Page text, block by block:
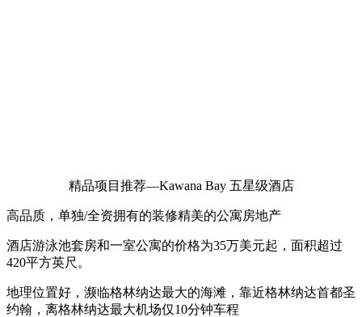
精品项目推荐—Kawana Bay 五星级酒店
高品质，单独/全资拥有的装修精美的公寓房地产
酒店游泳池套房和一室公寓的价格为35万美元起，面积超过
420平方英尺。
地理位置好，濒临格林纳达最大的海滩，靠近格林纳达首都圣
约翰，离格林纳达最大机场仅10分钟车程